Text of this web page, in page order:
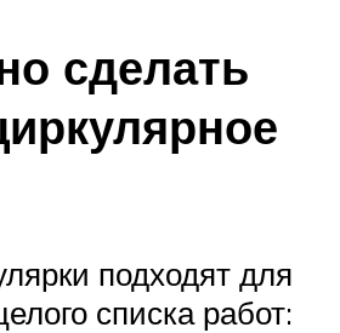
сделать
подходят для
списка работ: